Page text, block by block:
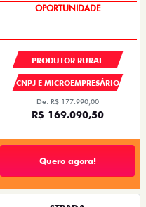
PREÇOS REDUZIDOS
PRODUTOR RURAL
CNPJ E MICROEMPRESÁRIO
De: R$ 177.990,00
R$ 169.090,50
Quero agora!